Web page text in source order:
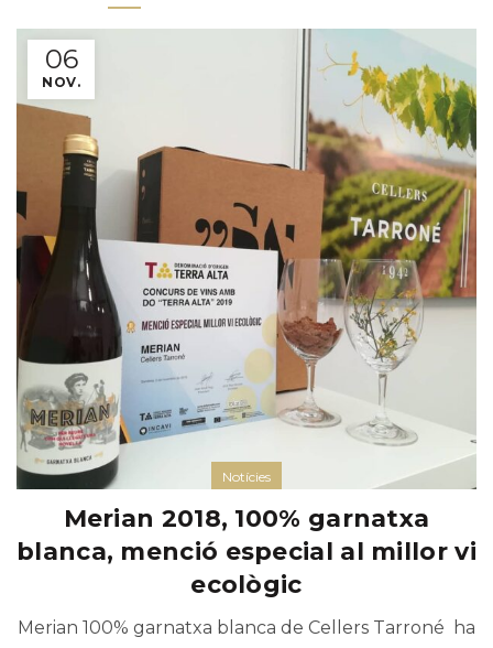
06
NOV.
Notícies
Merian 2018, 100% garnatxa
blanca, menció especial al millor vi
ecològic
Merian 100% garnatxa blanca de Cellers Tarroné ha